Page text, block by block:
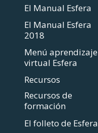
El Manual Esfera
El Manual Esfera
2018
Menú aprendizaje
virtual Esfera
Recursos
Recursos de
formación
El folleto de Esfera